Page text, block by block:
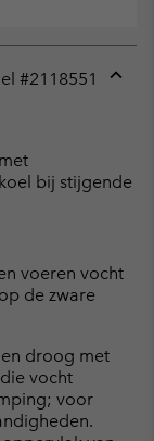
#2118551
bij stijgende
voeren vocht
de zware
droog met
vocht
voor